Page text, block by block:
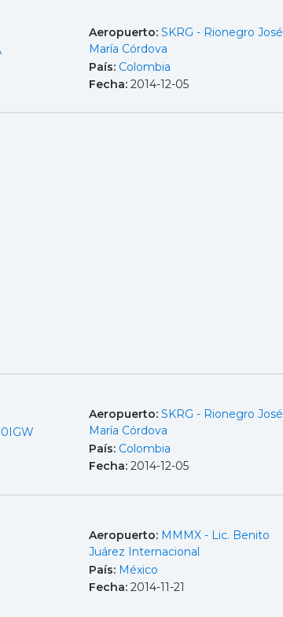
Aeropuerto: SKRG - Rionegro José
María Córdova
País: Colombia
Fecha: 2014-12-05
Aeropuerto: SKRG - Rionegro José
María Córdova
País: Colombia
Fecha: 2014-12-05
Aeropuerto: MMMX - Lic. Benito
Juárez Internacional
País: México
Fecha: 2014-11-21